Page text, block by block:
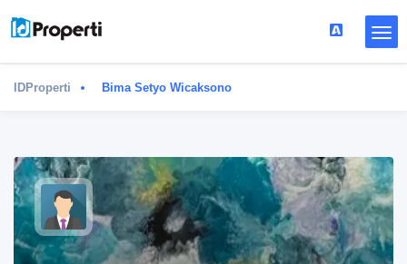
IDProperti Bima Setyo Wicaksono